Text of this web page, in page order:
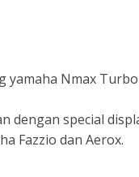
yamaha Nmax
dengan special
Fazzio dan Aerox.